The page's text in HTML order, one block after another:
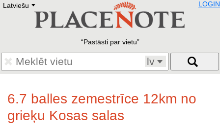
Latviešu E
Deutsch
Francais
Polski
Eestikeelne
LOGIN
Pastāsti par vietu
lv
6.7 balles zemestrīce 12km no
grieķu Kosas salas